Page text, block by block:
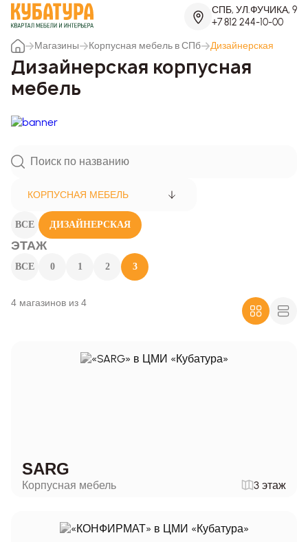
СПБ, УЛ.ФУЧИКА, 9
+7 812 244-10-00
Магазины
Корпусная мебель в СПб Дизайнерская
Дизайнерская корпусная
мебель
КОРПУСНАЯ МЕБЕЛЬ
ВСЕ ДИЗАЙНЕРСКАЯ
ЭТАЖ
ВСЕ 0 1 2 3
4 магазинов из 4
SARG
Корпусная мебель 3 этаж